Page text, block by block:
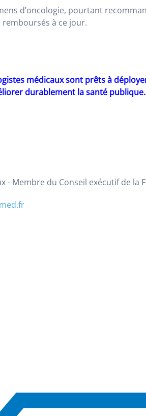
d’oncologie, pourtant
à ce jour.
médicaux sont prêts à
durablement la santé publique.
- Membre du Conseil exécutif de la